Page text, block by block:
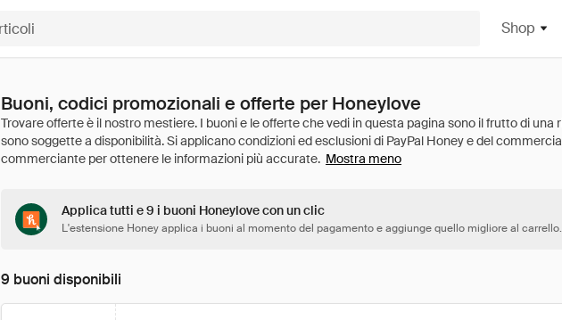
Shop
Buoni, codici promozionali e offerte per Honeylove
Mostra meno
Applica tutti e 9 i buoni Honeylove con un clic
L'estensione Honey applica i buoni al momento del pagamento e aggiunge quello migliore al carrello.
9 buoni disponibili